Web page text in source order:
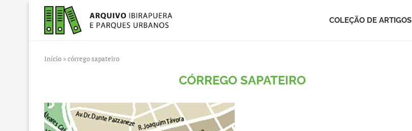
COLEÇÃO DE ARTIGOS
Início »córrego sapateiro
CÓRREGO SAPATEIRO